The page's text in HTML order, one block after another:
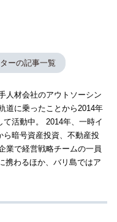
ーの記事一覧
人材会社のアウトソーシン
道に乗ったことから2014年
活動中。 2014年、一時イ
ら暗号資産投資、不動産投
業で経営戦略チームの一員
携わるほか、バリ島ではア